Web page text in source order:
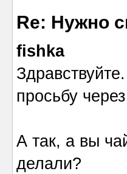
Re: Нужно
fishka
просьбу через
А так, а вы
делали?